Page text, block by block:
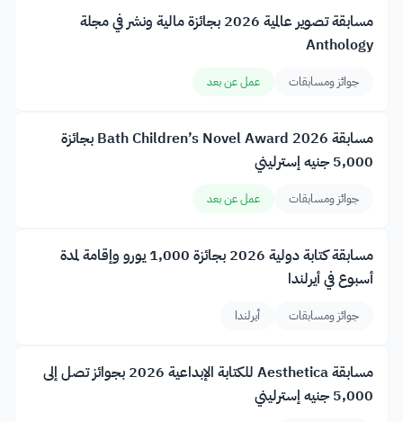
مسابقة تصوير عالمية 2026 بجائزة مالية ونشر في مجلة
Anthology
جوائز ومسابقات عمل عن بعد
مسابقة Bath Children’s Novel Award 2026 بجائزة
5,000 جنيه إسترليني
جوائز ومسابقات عمل عن بعد
مسابقة كتابة دولية 2026 بجائزة 1,000 يورو وإقامة لمدة
أسبوع في أيرلندا
جوائز ومسابقات أيرلندا
مسابقة Aesthetica للكتابة الإبداعية 2026 بجوائز تصل إلى
5,000 جنيه إسترليني